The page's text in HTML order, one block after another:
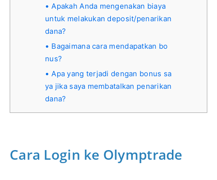
Apakah Anda mengenakan biaya
untuk melakukan deposit/penarikan
dana?
Bagaimana cara mendapatkan bo
nus?
Apa yang terjadi dengan bonus sa
ya jika saya membatalkan penarikan
dana?
Cara Login ke Olymptrade